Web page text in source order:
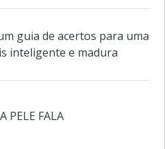
LISO POLIDO
inteligente e madura